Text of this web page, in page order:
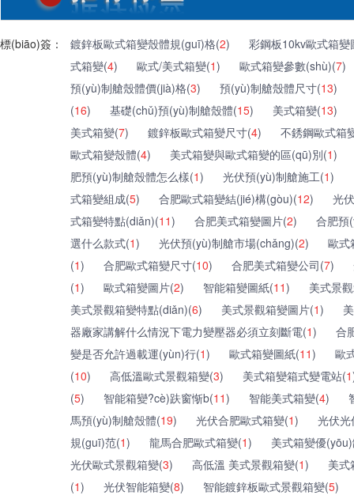
標(biāo)簽： 鍍鋅板歐式箱變殼體規(guī)格(2)
彩鋼板10kv歐式箱變
式箱變(4) 歐式/美式箱變(1) 歐式箱變參數(shù)(7)
預(yù)制艙殼體價(jià)格(3) 預(yù)制艙殼體尺寸(13)
(16) 基礎(chǔ)預(yù)制艙殼體(15) 美式箱變(13)
美式箱變(7) 鍍鋅板歐式箱變尺寸(4)
不銹鋼歐式箱
歐式箱變殼體(4) 美式箱變與歐式箱變的區(qū)別(1)
肥預(yù)制艙殼體怎么樣(1) 光伏預(yù)制艙施工(1)
式箱變組成(5) 合肥歐式箱變結(jié)構(gòu)(12)
光
式箱變特點(diǎn)(11) 合肥美式箱變圖片(2)
合肥預
選什么款式(1) 光伏預(yù)制艙市場(chǎng)(2)
歐式
(1) 合肥歐式箱變尺寸(10) 合肥美式箱變公司(7)
(1) 歐式箱變圖片(2) 智能箱變圖紙(11)
美式景
美式景觀箱變特點(diǎn)(6) 美式景觀箱變圖片(1)
器廠家講解什么情況下電力變壓器必須立刻斷電(1)
合
變是否允許過載運(yùn)行(1) 歐式箱變圖紙(11)
歐
(10) 高低溫歐式景觀箱變(3) 美式箱變箱式變電站(1
(5) 智能箱變?cè)趺窗惭b(11) 智能美式箱變(4)
馬預(yù)制艙殼體(19) 光伏合肥歐式箱變(1)
光伏
規(guī)范(1) 龍馬合肥歐式箱變(1)
美式箱變優
光伏歐式景觀箱變(3) 高低溫 美式景觀箱變(1)
美式
(1) 光伏智能箱變(8) 智能鍍鋅板歐式景觀箱變(5)